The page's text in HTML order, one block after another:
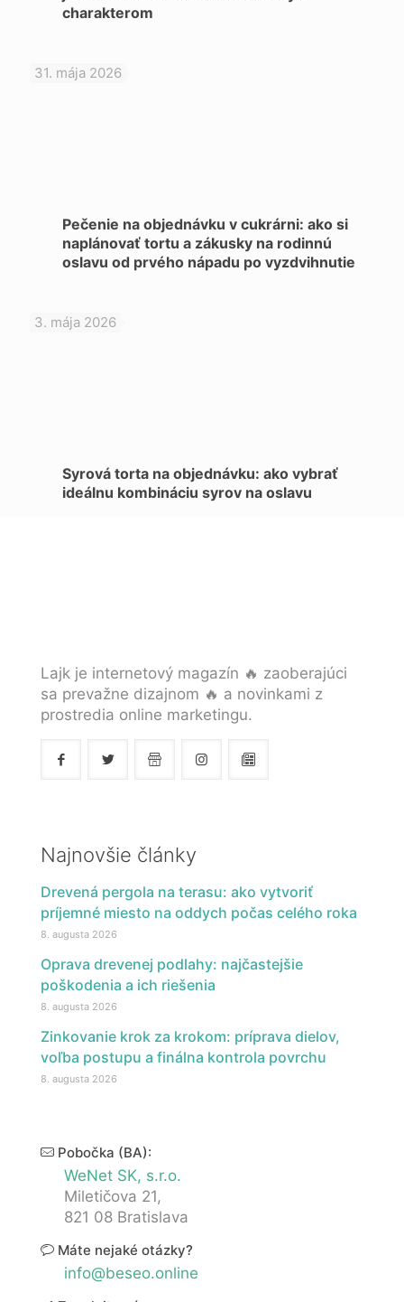
charakterom
31. mája 2026
Pečenie na objednávku v cukrárni: ako si
naplánovať tortu a zákusky na rodinnú
oslavu od prvého nápadu po vyzdvihnutie
3. mája 2026
Syrová torta na objednávku: ako vybrať
ideálnu kombináciu syrov na oslavu
Lajk je internetový magazín 🔥 zaoberajúci
sa prevažne dizajnom 🔥 a novinkami z
prostredia online marketingu.
Najnovšie články
Drevená pergola na terasu: ako vytvoriť
príjemné miesto na oddych počas celého roka
8. augusta 2026
Oprava drevenej podlahy: najčastejšie
poškodenia a ich riešenia
8. augusta 2026
Zinkovanie krok za krokom: príprava dielov,
voľba postupu a finálna kontrola povrchu
8. augusta 2026
Pobočka (BA):
WeNet SK, s.r.o.
Miletičova 21,
821 08 Bratislava
Máte nejaké otázky?
info@beseo.online